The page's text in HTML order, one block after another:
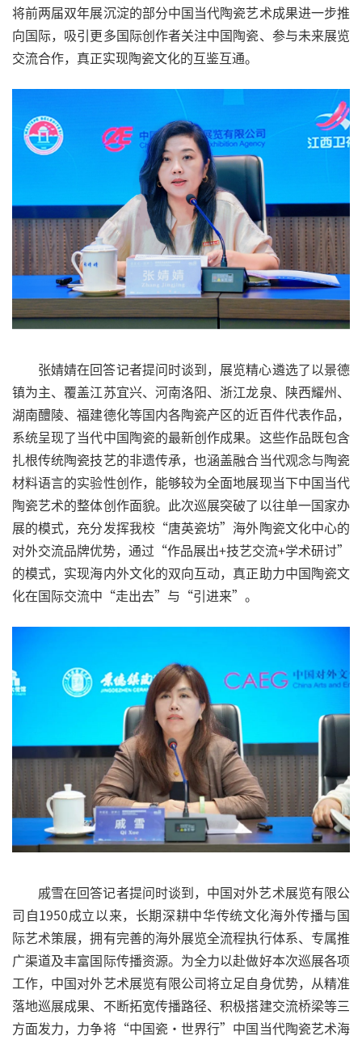
将前两届双年展沉淀的部分中国当代陶瓷艺术成果进一步推
向国际，吸引更多国际创作者关注中国陶瓷、参与未来展览
交流合作，真正实现陶瓷文化的互鉴互通。
张婧婧在回答记者提问时谈到，展览精心遴选了以景德
镇为主、覆盖江苏宜兴、河南洛阳、浙江龙泉、陕西耀州、
湖南醴陵、福建德化等国内各陶瓷产区的近百件代表作品，
系统呈现了当代中国陶瓷的最新创作成果。这些作品既包含
扎根传统陶瓷技艺的非遗传承，也涵盖融合当代观念与陶瓷
材料语言的实验性创作，能够较为全面地展现当下中国当代
陶瓷艺术的整体创作面貌。此次巡展突破了以往单一国家办
展的模式，充分发挥我校“唐英瓷坊”海外陶瓷文化中心的
对外交流品牌优势，通过“作品展出+技艺交流+学术研讨”
的模式，实现海内外文化的双向互动，真正助力中国陶瓷文
化在国际交流中“走出去”与“引进来”。
戚雪在回答记者提问时谈到，中国对外艺术展览有限公
司自1950成立以来，长期深耕中华传统文化海外传播与国
际艺术策展，拥有完善的海外展览全流程执行体系、专属推
广渠道及丰富国际传播资源。为全力以赴做好本次巡展各项
工作，中国对外艺术展览有限公司将立足自身优势，从精准
落地巡展成果、不断拓宽传播路径、积极搭建交流桥梁等三
方面发力，力争将“中国瓷·世界行”中国当代陶瓷艺术海